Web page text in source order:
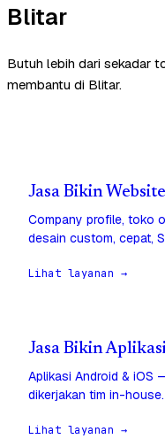
Blitar
Butuh lebih dari sekadar
membantu di Blitar.
Jasa Bikin
Company profile, toko
desain custom, cepat,
Lihat layanan →
Jasa Bikin
Aplikasi Android & iOS
dikerjakan tim in-house.
Lihat layanan →